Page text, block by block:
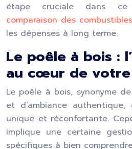
étape cruciale dans
comparaison des combustibles
les dépenses à long terme.
Le poêle à bois :
au cœur de
Le poêle à bois, synonyme
et d’ambiance
unique et réconfortante.
implique une certaine
spécifiques à bien